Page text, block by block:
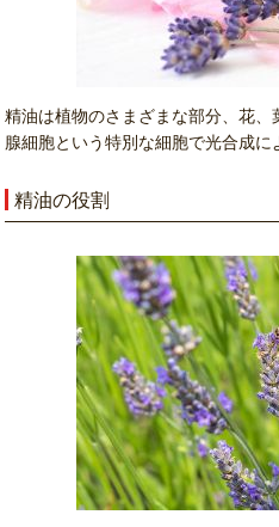
精油は植物のさまざまな部分、花
腺細胞という特別な細胞で光合成に
精油の役割